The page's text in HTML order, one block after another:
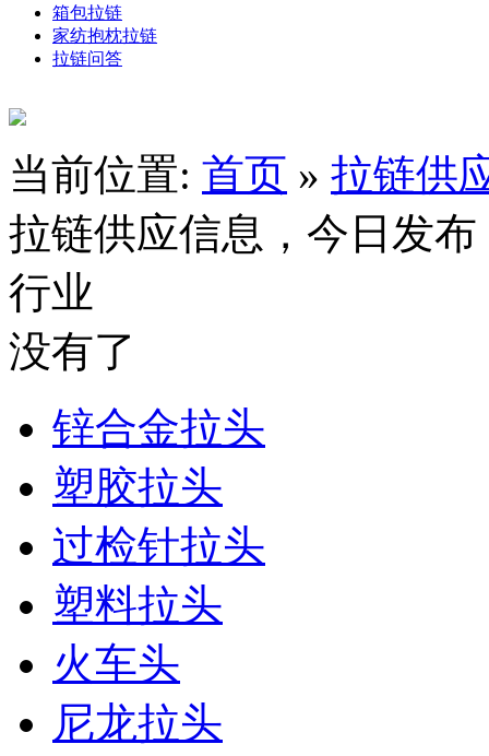
箱包拉链
家纺抱枕拉链
拉链问答
当前位置: 首页 » 拉链供
拉链供应信息，今日发布
行业
没有了
锌合金拉头
塑胶拉头
过检针拉头
塑料拉头
火车头
尼龙拉头